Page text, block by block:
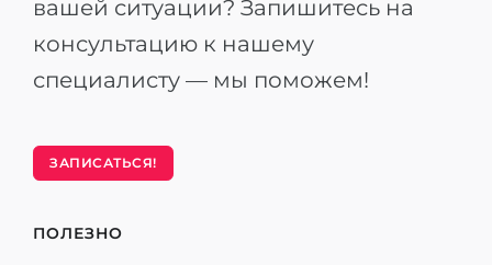
вашей ситуации? Запишитесь на
консультацию к нашему
специалисту — мы поможем!
ЗАПИСАТЬСЯ!
ПОЛЕЗНО